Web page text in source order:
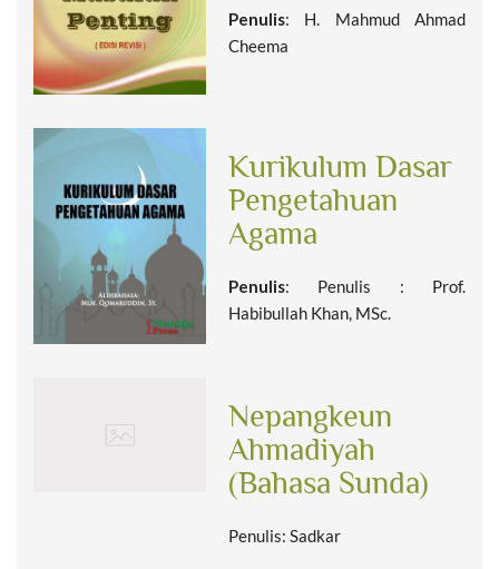
Penulis: H. Mahmud Ahmad
Cheema
Kurikulum Dasar
Pengetahuan
Agama
Penulis: Penulis : Prof.
Habibullah Khan, MSc.
Nepangkeun
Ahmadiyah
(Bahasa Sunda)
Penulis: Sadkar